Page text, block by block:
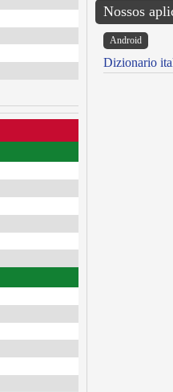
Nossos
Android
Dizionario